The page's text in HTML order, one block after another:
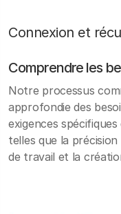
Connexion et
Comprendre les
Notre processus
approfondie des
exigences
telles que la
de travail et la